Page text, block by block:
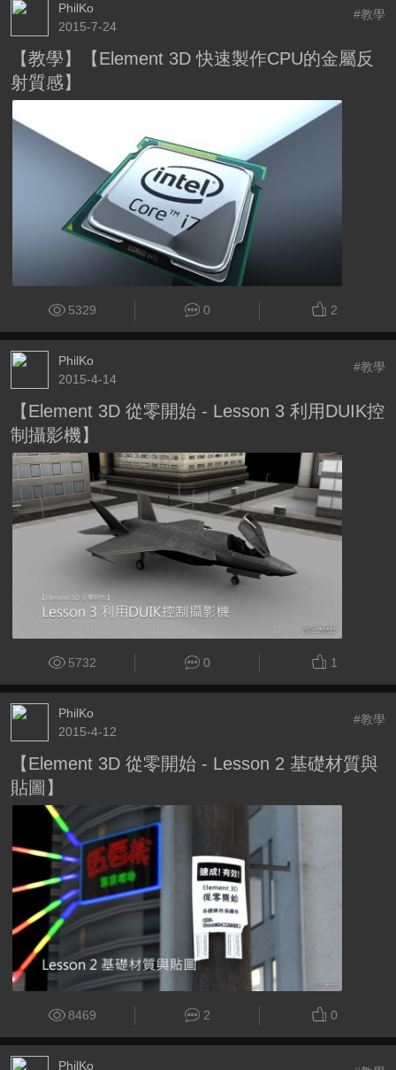
PhilKo
2015-7-24
#教學
【教學】【Element 3D 快速製作CPU的金屬反
射質感】
5329 0 2
PhilKo
2015-4-14
#教學
【Element 3D 從零開始 - Lesson 3 利用DUIK控
制攝影機】
5732 0 1
PhilKo
2015-4-12
#教學
【Element 3D 從零開始 - Lesson 2 基礎材質與
貼圖】
8469 2 0
PhilKo